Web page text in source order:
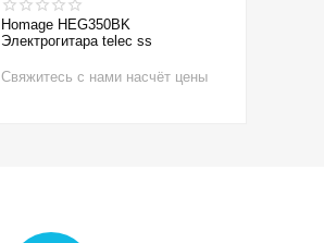
Homage HEG350BK
Электрогитара telec ss
Свяжитесь с нами насчёт цены